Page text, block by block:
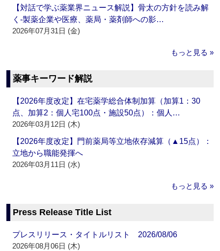
【対話で学ぶ薬業界ニュース解説】骨太の方針を読み解
く‐製薬企業や医療、薬局・薬剤師への影…
2026年07月31日 (金)
もっと見る »
薬事キーワード解説
【2026年度改定】在宅薬学総合体制加算（加算1：30
点、加算2：個人宅100点・施設50点）：個人…
2026年03月12日 (木)
【2026年度改定】門前薬局等立地依存減算（▲15点）：
立地から職能発揮へ
2026年03月11日 (水)
もっと見る »
Press Release Title List
プレスリリース・タイトルリスト 2026/08/06
2026年08月06日 (木)